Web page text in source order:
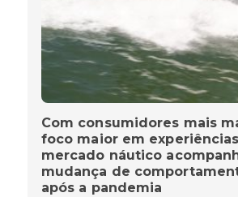
Com consumidores mais
foco maior em
mercado náutico
mudança de
após a pandemia